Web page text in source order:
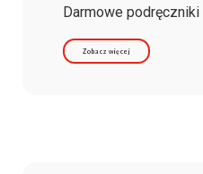
Darmowe
Zobacz więcej